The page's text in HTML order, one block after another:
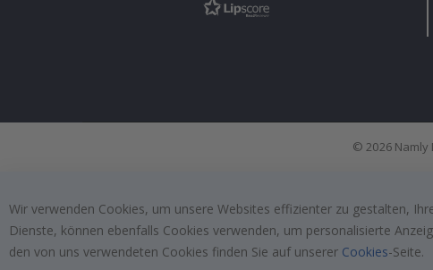
© 2026 Namly
Wir verwenden Cookies, um unsere Websites effizienter zu gestalten,
Dienste, können ebenfalls Cookies verwenden, um personalisierte
den von uns verwendeten Cookies finden Sie auf unserer Cookies-Seite.